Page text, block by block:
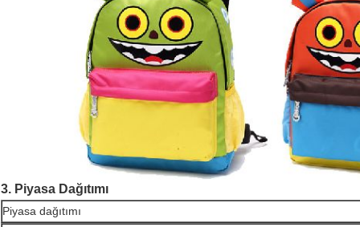
3. Piyasa Dağıtımı
Piyasa dağıtımı